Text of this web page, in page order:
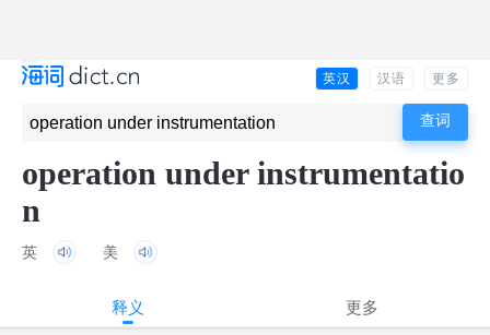
英汉 汉语 更多
operation under instrumentatio
n
英 美
释义 更多